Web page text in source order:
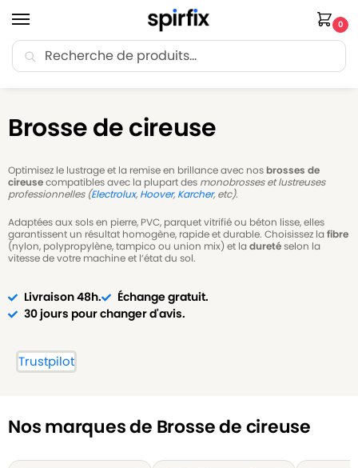
0
🚚 Livraison Point Relais offerte dès 30€ d’achat.
Brosse de cireuse
Optimisez le lustrage et la remise en brillance avec nosbrosses de
cireusecompatibles avec la plupart des monobrosses et lustreuses
professionnelles (Electrolux, Hoover, Karcher, etc).
Adaptées aux sols en pierre, PVC, parquet vitrifié ou béton lisse, elles
garantissent un résultat homogène, rapide et durable. Choisissez lafibre
(nylon, polypropylène, tampico ou union mix) et laduretéselon la
vitesse de votre machine et l’état du sol.
Livraison 48h.
Échange gratuit.
30 jours pour changer d'avis.
Trustpilot
Nos marques de Brosse de cireuse